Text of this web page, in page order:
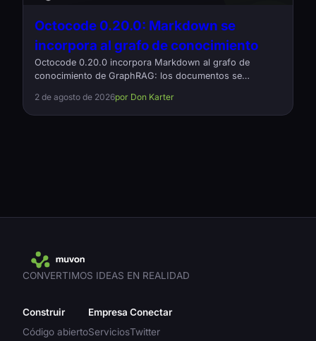
Octocode 0.20.0: Markdown se
incorpora al grafo de conocimiento
Octocode 0.20.0 incorpora Markdown al grafo de
conocimiento de GraphRAG: los documentos se
references. También corrige relaciones que desaparecían
sin aviso en proyectos grandes y reduce a la mitad la
2 de agosto de 2026por Don Karter
CONVERTIMOS IDEAS EN REALIDAD
Construir
Código abierto
Empresa
Servicios
Conectar
Twitter